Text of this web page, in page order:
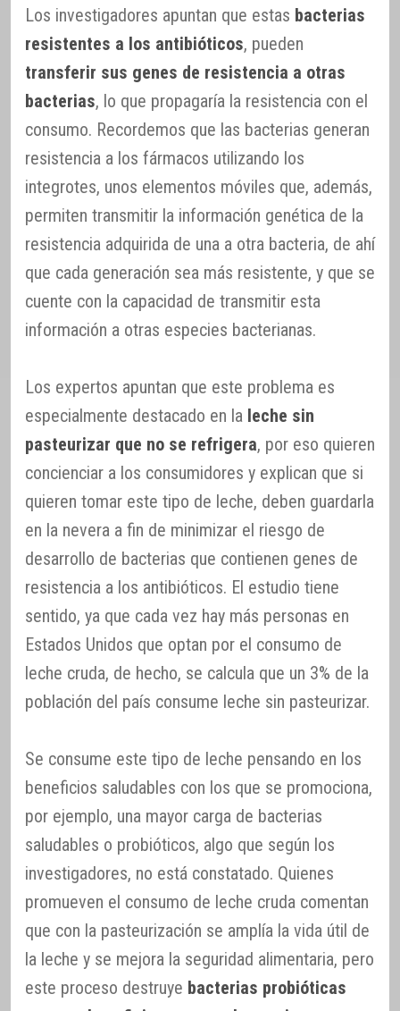
Los investigadores apuntan que estas bacterias
resistentes a los antibióticos, pueden
transferir sus genes de resistencia a otras
bacterias, lo que propagaría la resistencia con el
consumo. Recordemos que las bacterias generan
resistencia a los fármacos utilizando los
integrotes, unos elementos móviles que, además,
permiten transmitir la información genética de la
resistencia adquirida de una a otra bacteria, de ahí
que cada generación sea más resistente, y que se
cuente con la capacidad de transmitir esta
información a otras especies bacterianas.
Los expertos apuntan que este problema es
especialmente destacado en la leche sin
pasteurizar que no se refrigera, por eso quieren
concienciar a los consumidores y explican que si
quieren tomar este tipo de leche, deben guardarla
en la nevera a fin de minimizar el riesgo de
desarrollo de bacterias que contienen genes de
resistencia a los antibióticos. El estudio tiene
sentido, ya que cada vez hay más personas en
Estados Unidos que optan por el consumo de
leche cruda, de hecho, se calcula que un 3% de la
población del país consume leche sin pasteurizar.
Se consume este tipo de leche pensando en los
beneficios saludables con los que se promociona,
por ejemplo, una mayor carga de bacterias
saludables o probióticos, algo que según los
investigadores, no está constatado. Quienes
promueven el consumo de leche cruda comentan
que con la pasteurización se amplía la vida útil de
la leche y se mejora la seguridad alimentaria, pero
este proceso destruye bacterias probióticas